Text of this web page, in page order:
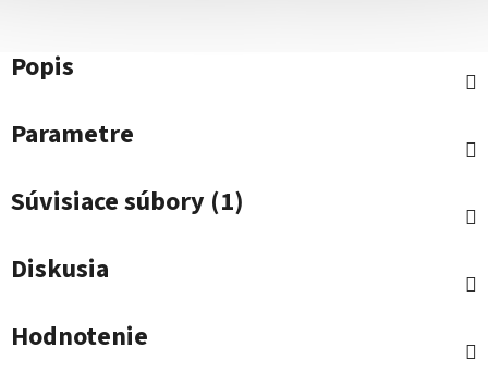
Popis
Parametre
Súvisiace súbory (1)
Diskusia
Hodnotenie